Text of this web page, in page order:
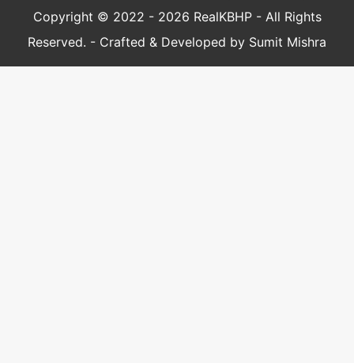
Google Translate क्या है गूगल ट्रांसलेट की पूरी
Copyright © 2022 - 2026 RealKBHP - All Rights
Reserved. - Crafted & Developed by Sumit Mishra